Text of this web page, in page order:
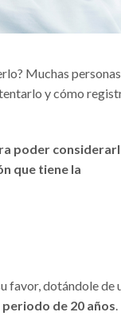
Muchas
y cómo
poder
que tiene la
favor, dotándole de
de 20 años